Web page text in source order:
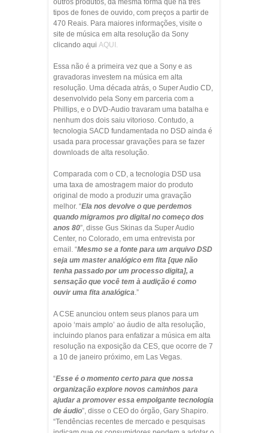
tipos de fones de ouvido, com preços a partir de
470 Reais. Para maiores informações, visite o
site de música em alta resolução da Sony
clicando aqui AQUI.
Essa não é a primeira vez que a Sony e as
gravadoras investem na música em alta
resolução. Uma década atrás, o Super Audio CD,
desenvolvido pela Sony em parceria com a
Phillips, e o DVD-Audio travaram uma batalha e
nenhum dos dois saiu vitorioso. Contudo, a
tecnologia SACD fundamentada no DSD ainda é
usada para processar gravações para se fazer
downloads de alta resolução.
Comparada com o CD, a tecnologia DSD usa
uma taxa de amostragem maior do produto
original de modo a produzir uma gravação
melhor. “Ela nos devolve o que perdemos
quando migramos pro digital no começo dos
anos 80”, disse Gus Skinas da Super Audio
Center, no Colorado, em uma entrevista por
email. “Mesmo se a fonte para um arquivo DSD
seja um master analógico em fita [que não
tenha passado por um processo digita], a
sensação que você tem à audição é como
ouvir uma fita analógica .”
A CSE anunciou ontem seus planos para um
apoio ‘mais amplo’ ao áudio de alta resolução,
incluindo planos para enfatizar a música em alta
resolução na exposição da CES, que ocorre de 7
a 10 de janeiro próximo, em Las Vegas.
“Esse é o momento certo para que nossa
organização explore novos caminhos para
ajudar a promover essa empolgante tecnologia
de áudio”, disse o CEO do órgão, Gary Shapiro.
“Tendências recentes de mercado e pesquisas